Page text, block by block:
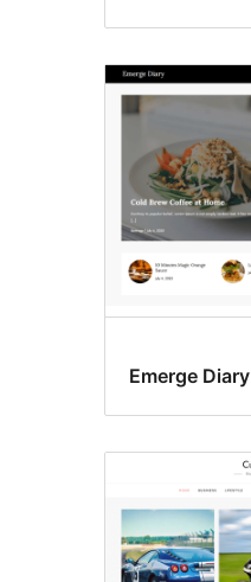
Emerge Diary